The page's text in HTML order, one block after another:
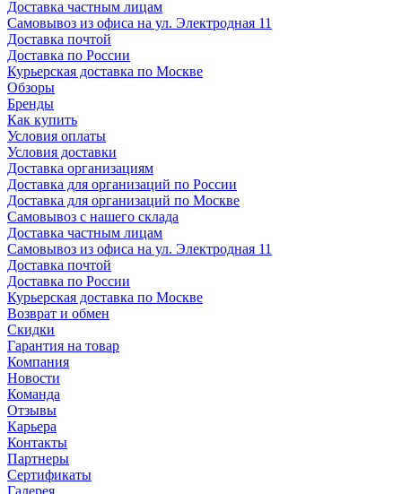
Доставка частным лицам
Самовывоз из офиса на ул. Электродная 11
Доставка почтой
Доставка по России
Курьерская доставка по Москве
Обзоры
Бренды
Как купить
Условия оплаты
Условия доставки
Доставка организациям
Доставка для организаций по России
Доставка для организаций по Москве
Самовывоз с нашего склада
Доставка частным лицам
Самовывоз из офиса на ул. Электродная 11
Доставка почтой
Доставка по России
Курьерская доставка по Москве
Возврат и обмен
Скидки
Гарантия на товар
Компания
Новости
Команда
Отзывы
Карьера
Контакты
Партнеры
Сертификаты
Галерея